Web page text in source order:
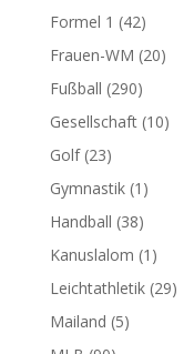
Formel 1 (42)
Frauen-WM (20)
Fußball (290)
Gesellschaft(10)
Golf(23)
Gymnastik(1)
Handball (38)
Kanuslalom (1)
Leichtathletik(29)
Mailand (5)